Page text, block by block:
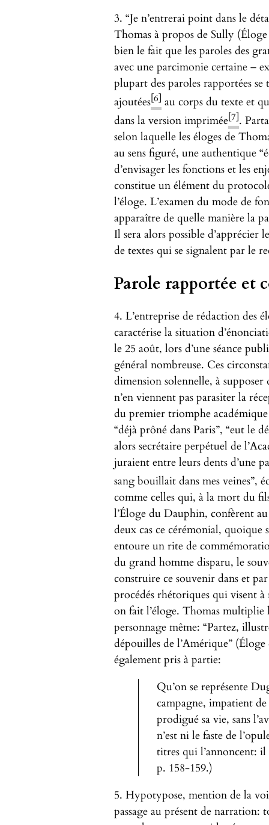
3. “Je n’entrerai point dans le
Thomas à propos de Sully
bien le fait que les paroles des
avec une parcimonie certaine –
plupart des paroles rapportées
ajoutées [6] au corps du texte et
dans la version imprimée [7] .
selon laquelle les éloges de
au sens figuré, une authentique
d’envisager les fonctions et les
constitue un élément du
l’éloge. L’examen du mode de
apparaître de quelle manière la
Il sera alors possible d’apprécier
de textes qui se signalent par le
Parole rapportée et
4. L’entreprise de rédaction des
caractérise la situation
le 25 août, lors d’une séance
général nombreuse. Ces
dimension solennelle, à
n’en viennent pas parasiter la
du premier triomphe
“déjà prôné dans Paris”, “eut le
alors secrétaire perpétuel de
juraient entre leurs dents d’une
sang bouillait dans mes veines”,
comme celles qui, à la mort du
l’Éloge du Dauphin, confèrent
deux cas ce cérémonial, quoique
entoure un rite de
du grand homme disparu, le
construire ce souvenir dans et
procédés rhétoriques qui visent
on fait l’éloge. Thomas multiplie
personnage même: “Partez,
dépouilles de l’Amérique”
également pris à partie:
Qu’on se représente
campagne, impatient
prodigué sa vie, sans
n’est ni le faste de
titres qui l’annoncent: il
p. 158-159.)
5. Hypotypose, mention de la
passage au présent de narration: